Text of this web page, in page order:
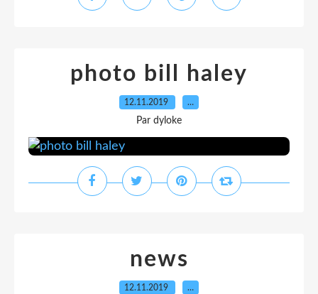
photo bill haley
12.11.2019 …
Par dyloke
news
12.11.2019 …